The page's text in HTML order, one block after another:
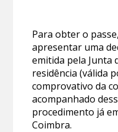
Para obter o
apresentar uma
emitida pela Junta
residência (válida
comprovativo da
acompanhado
procedimento já
Coimbra.